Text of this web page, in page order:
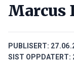
Marcus
PUBLISERT:
SIST OPPDATERT: